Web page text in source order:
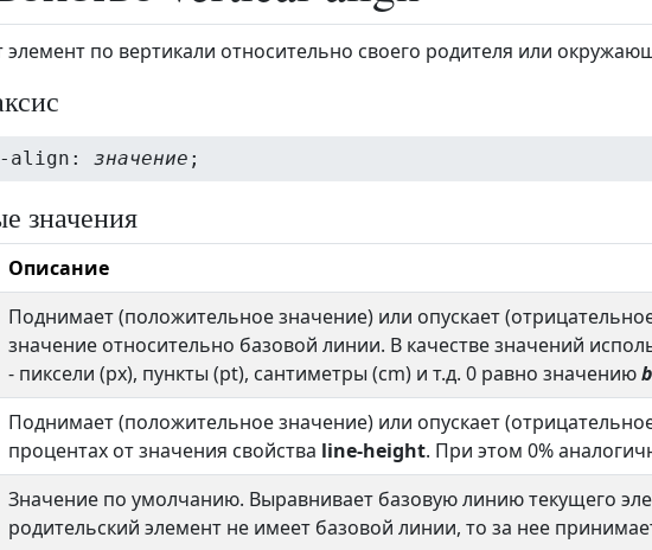
по вертикали относительно своего родителя или
align: значение ;
значения
Описание
Поднимает (положительное значение) или опускает
значение относительно базовой линии. В качестве значений
- пиксели (px), пункты (pt), сантиметры (cm) и т.д. 0 равно значению
Поднимает (положительное значение) или опускает
процентах от значения свойства line-height. При этом 0%
Значение по умолчанию. Выравнивает базовую линию текущего
родительский элемент не имеет базовой линии, то за нее